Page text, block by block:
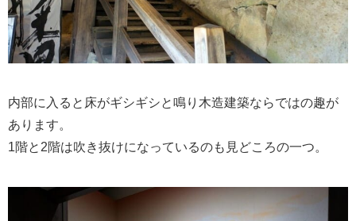
内部に入ると床がギシギシと鳴り木造建築ならではの趣が
あります。
1階と2階は吹き抜けになっているのも見どころの一つ。